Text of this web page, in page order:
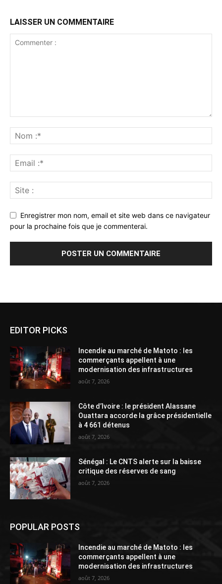
LAISSER UN COMMENTAIRE
Enregistrer mon nom, email et site web dans ce navigateur
pour la prochaine fois que je commenterai.
EDITOR PICKS
Incendie au marché de Matoto : les
commerçants appellent à une
modernisation des infrastructures
août 7, 2026
Côte d’Ivoire : le président Alassane
Ouattara accorde la grâce présidentielle
à 4 661 détenus
août 7, 2026
Sénégal : Le CNTS alerte sur la baisse
critique des réserves de sang
août 7, 2026
POPULAR POSTS
Incendie au marché de Matoto : les
commerçants appellent à une
modernisation des infrastructures
août 7, 2026